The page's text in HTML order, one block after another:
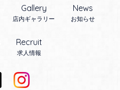
Gallery
店内ギャラリー
News
お知らせ
Recruit
求人情報